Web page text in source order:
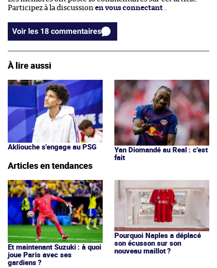
Participez à la discussion en vous connectant .
Voir les 18 commentaires
À lire aussi
Akliouche s'engage au PSG
Yan Diomandé au Real : c'est
fait
Articles en tendances
Et maintenant Suzuki : à quoi
joue Paris avec ses
gardiens ?
Pourquoi Naples a déplacé
son écusson sur son
nouveau maillot ?